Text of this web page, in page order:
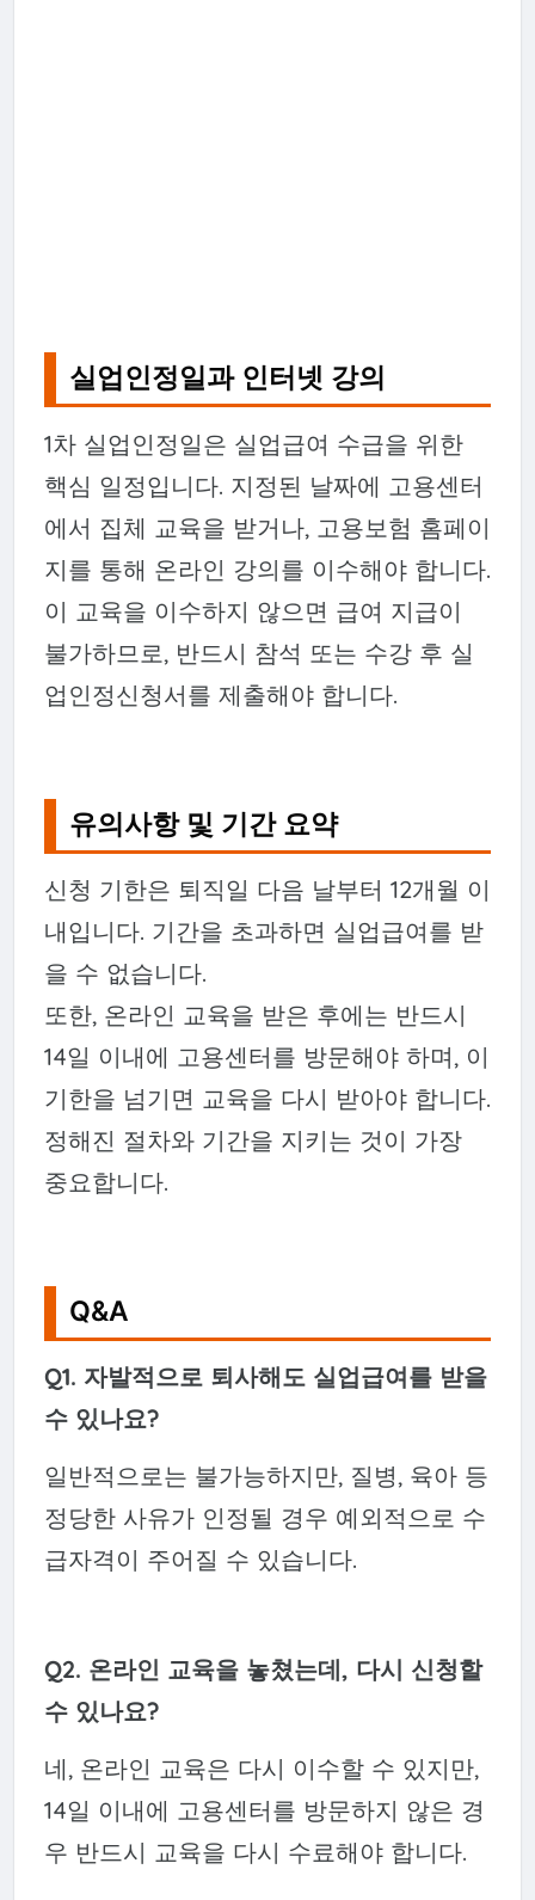
실업인정일과 인터넷 강의
1차 실업인정일은 실업급여 수급을 위한
핵심 일정입니다. 지정된 날짜에 고용센터
에서 집체 교육을 받거나, 고용보험 홈페이
지를 통해 온라인 강의를 이수해야 합니다.
이 교육을 이수하지 않으면 급여 지급이
불가하므로, 반드시 참석 또는 수강 후 실
업인정신청서를 제출해야 합니다.
유의사항 및 기간 요약
신청 기한은 퇴직일 다음 날부터 12개월 이
내입니다. 기간을 초과하면 실업급여를 받
을 수 없습니다.
또한, 온라인 교육을 받은 후에는 반드시
14일 이내에 고용센터를 방문해야 하며, 이
기한을 넘기면 교육을 다시 받아야 합니다.
정해진 절차와 기간을 지키는 것이 가장
중요합니다.
Q&A
Q1. 자발적으로 퇴사해도 실업급여를 받을
수 있나요?
일반적으로는 불가능하지만, 질병, 육아 등
정당한 사유가 인정될 경우 예외적으로 수
급자격이 주어질 수 있습니다.
Q2. 온라인 교육을 놓쳤는데, 다시 신청할
수 있나요?
네, 온라인 교육은 다시 이수할 수 있지만,
14일 이내에 고용센터를 방문하지 않은 경
우 반드시 교육을 다시 수료해야 합니다.